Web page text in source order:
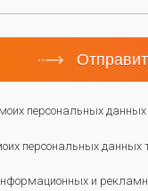
персональных данных
персональных
и